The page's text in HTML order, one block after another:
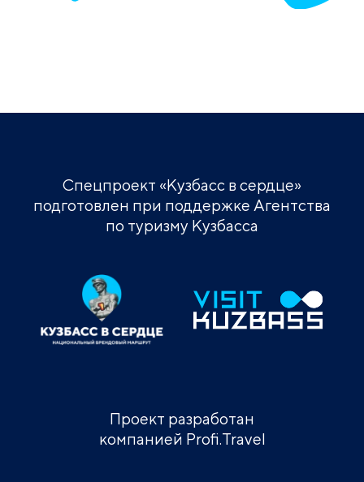
Спецпроект «Кузбасс в сердце»
подготовлен при поддержке Агентства
по туризму Кузбасса
Проект разработан
компанией Profi.Travel